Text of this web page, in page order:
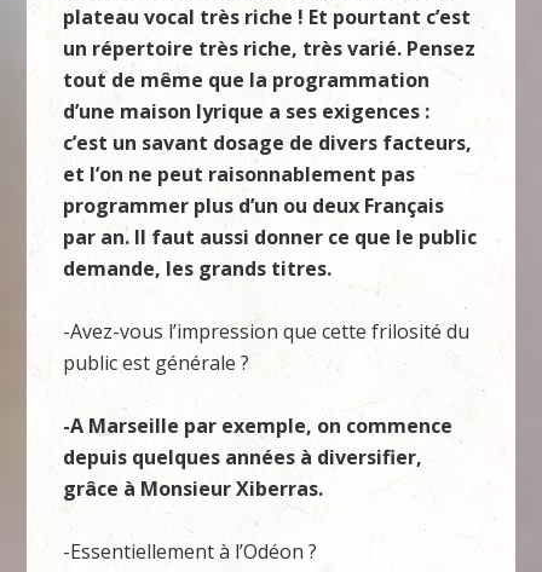
plateau vocal très riche ! Et pourtant c’est
un répertoire très riche, très varié. Pensez
tout de même que la programmation
d’une maison lyrique a ses exigences :
c’est un savant dosage de divers facteurs,
et l’on ne peut raisonnablement pas
programmer plus d’un ou deux Français
par an. Il faut aussi donner ce que le public
demande, les grands titres.
-Avez-vous l’impression que cette frilosité du
public est générale ?
-A Marseille par exemple, on commence
depuis quelques années à diversifier,
grâce à Monsieur Xiberras.
-Essentiellement à l’Odéon ?